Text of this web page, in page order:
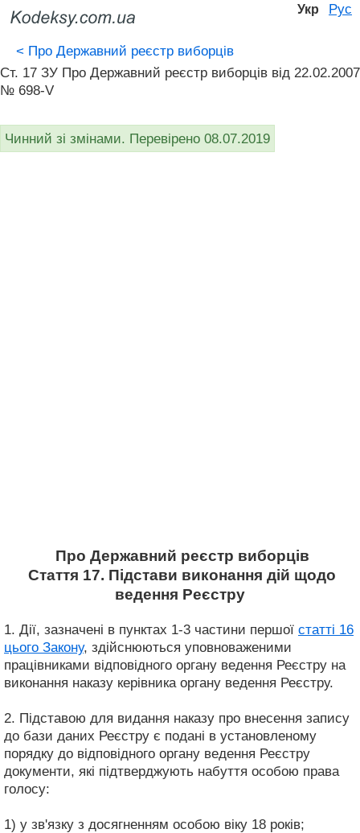
Укр Рус
< Про Державний реєстр виборців
Ст. 17 ЗУ Про Державний реєстр виборців від 22.02.2007
№ 698-V
Чинний зі змінами. Перевірено 08.07.2019
Про Державний реєстр виборців
Стаття 17. Підстави виконання дій щодо
ведення Реєстру
1. Дії, зазначені в пунктах 1-3 частини першої статті 16
цього Закону, здійснюються уповноваженими
працівниками відповідного органу ведення Реєстру на
виконання наказу керівника органу ведення Реєстру.
2. Підставою для видання наказу про внесення запису
до бази даних Реєстру є подані в установленому
порядку до відповідного органу ведення Реєстру
документи, які підтверджують набуття особою права
голосу:
1) у зв'язку з досягненням особою віку 18 років;